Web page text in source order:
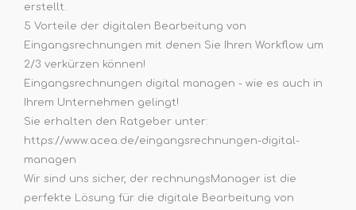
erstellt.
5 Vorteile der digitalen Bearbeitung von
Eingangsrechnungen mit denen Sie Ihren Workflow um
2/3 verkürzen können!
Eingangsrechnungen digital managen - wie es auch in
Ihrem Unternehmen gelingt!
Sie erhalten den Ratgeber unter:
https://www.acea.de/eingangsrechnungen-digital-
managen
Wir sind uns sicher, der rechnungsManager ist die
perfekte Lösung für die digitale Bearbeitung von